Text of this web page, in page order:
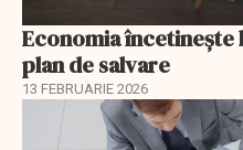
Economia
plan de salvare
13 FEBRUARIE 2026